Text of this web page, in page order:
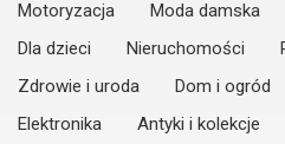
Motoryzacja Moda damska
Dla dzieci
Nieruchomości
Zdrowie i uroda
Dom i ogród
Elektronika
Antyki i kolekcje